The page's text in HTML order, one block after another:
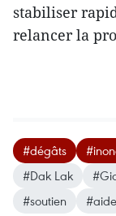
stabiliser
relancer la
#dégâts
#Dak Lak
#soutien
#aide